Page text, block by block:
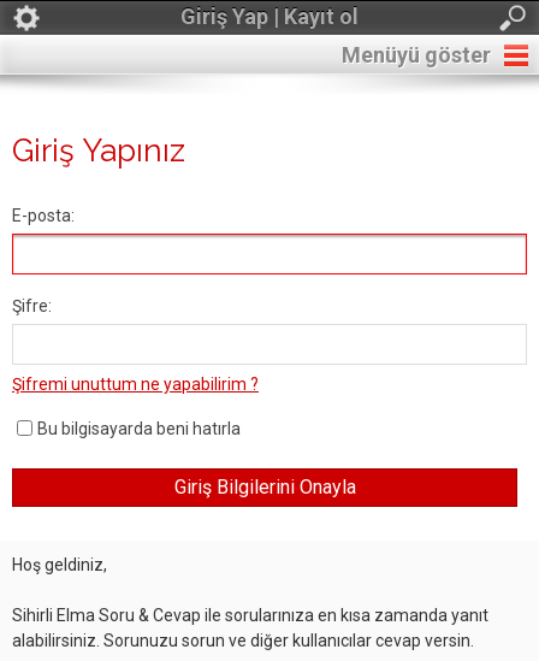
Giriş Yap | Kayıt ol
Menüyü göster
Giriş Yapınız
E-posta:
Şifre:
Şifremi unuttum ne yapabilirim ?
Bu bilgisayarda beni hatırla
Hoş geldiniz,
Sihirli Elma Soru & Cevap ile sorularınıza en kısa zamanda yanıt
alabilirsiniz. Sorunuzu sorun ve diğer kullanıcılar cevap versin.